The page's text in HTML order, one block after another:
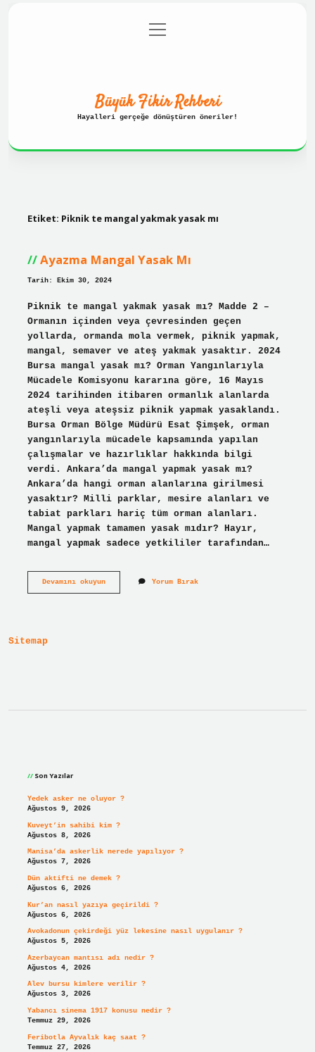
Gizlilik Politikası
menüyü
aç
Büyük Fikir Rehberi
Hayalleri gerçeğe dönüştüren öneriler!
Etiket: Piknik te mangal yakmak yasak mı
Ayazma Mangal Yasak Mı
Tarih: Ekim 30, 2024
Piknik te mangal yakmak yasak mı? Madde 2 –
Ormanın içinden veya çevresinden geçen
yollarda, ormanda mola vermek, piknik yapmak,
mangal, semaver ve ateş yakmak yasaktır. 2024
Bursa mangal yasak mı? Orman Yangınlarıyla
Mücadele Komisyonu kararına göre, 16 Mayıs
2024 tarihinden itibaren ormanlık alanlarda
ateşli veya ateşsiz piknik yapmak yasaklandı.
Bursa Orman Bölge Müdürü Esat Şimşek, orman
yangınlarıyla mücadele kapsamında yapılan
çalışmalar ve hazırlıklar hakkında bilgi
verdi. Ankara’da mangal yapmak yasak mı?
Ankara’da hangi orman alanlarına girilmesi
yasaktır? Milli parklar, mesire alanları ve
tabiat parkları hariç tüm orman alanları.
Mangal yapmak tamamen yasak mıdır? Hayır,
mangal yapmak sadece yetkililer tarafından…
Devamını okuyunAyazma
Yorum Bırak
Sitemap
Son Yazılar
Yedek asker ne oluyor ?
Ağustos 9, 2026
Kuveyt’in sahibi kim ?
Ağustos 8, 2026
Manisa’da askerlik nerede yapılıyor ?
Ağustos 7, 2026
Dün aktifti ne demek ?
Ağustos 6, 2026
Kur’an nasıl yazıya geçirildi ?
Ağustos 6, 2026
Avokadonun çekirdeği yüz lekesine nasıl uygulanır ?
Ağustos 5, 2026
Azerbaycan mantısı adı nedir ?
Ağustos 4, 2026
Alev bursu kimlere verilir ?
Ağustos 3, 2026
Yabancı sinema 1917 konusu nedir ?
Temmuz 29, 2026
Feribotla Ayvalık kaç saat ?
Temmuz 27, 2026